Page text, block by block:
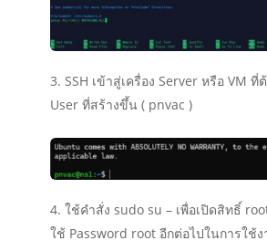
SSH เข้าสู่เครื่อง Server หรือ VM ที่
User ที่สร้างขึ้น ( pnvac )
ใช้คำสั่ง sudo su – เพื่อเปิดสิทธิ์
ใช้ Password root อีกต่อไปในการใช้ง